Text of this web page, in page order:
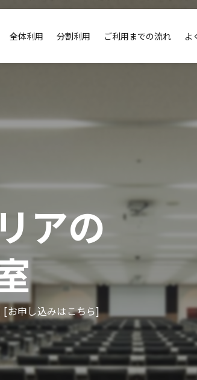
全体利用 分割利用 ご利用までの流れ よ
アの
[お申し込みはこちら]